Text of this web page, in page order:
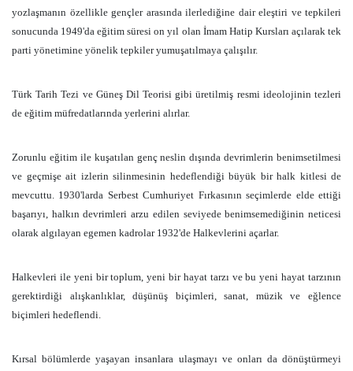
yozlaşmanın özellikle gençler arasında ilerlediğine dair eleştiri ve tepkileri
sonucunda 1949'da eğitim süresi on yıl olan İmam Hatip Kursları açılarak tek
parti yönetimine yönelik tepkiler yumuşatılmaya çalışılır.
Türk Tarih Tezi ve Güneş Dil Teorisi gibi üretilmiş resmi ideolojinin tezleri
de eğitim müfredatlarında yerlerini alırlar.
Zorunlu eğitim ile kuşatılan genç neslin dışında devrimlerin benimsetilmesi
ve geçmişe ait izlerin silinmesinin hedeflendiği büyük bir halk kitlesi de
mevcuttu. 1930'larda Serbest Cumhuriyet Fırkasının seçimlerde elde ettiği
başarıyı, halkın devrimleri arzu edilen seviyede benimsemediğinin neticesi
olarak algılayan egemen kadrolar 1932'de Halkevlerini açarlar.
Halkevleri ile yeni bir toplum, yeni bir hayat tarzı ve bu yeni hayat tarzının
gerektirdiği alışkanlıklar, düşünüş biçimleri, sanat, müzik ve eğlence
biçimleri hedeflendi.
Kırsal bölümlerde yaşayan insanlara ulaşmayı ve onları da dönüştürmeyi